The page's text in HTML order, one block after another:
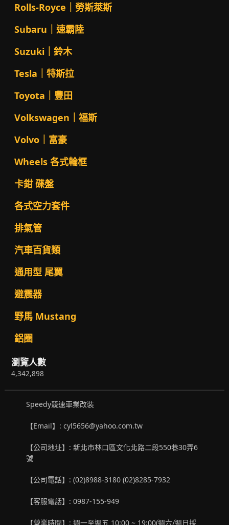
Rolls-Royce｜勞斯萊斯
Subaru｜速霸陸
Suzuki｜鈴木
Tesla｜特斯拉
Toyota｜豐田
Volkswagen｜福斯
Volvo｜富豪
Wheels 各式輪框
卡鉗 碟盤
各式空力套件
排氣管
汽車百貨類
通用型 尾翼
避震器
野馬 Mustang
鋁圈
瀏覽人數
4,342,898
Speedy競速車業改裝
【Email】: cyl5656@yahoo.com.tw
【公司地址】: 新北市林口區文化北路二段550巷30弄6
號
【公司電話】: (02)8988-3180 (02)8285-7932
【客服電話】: 0987-155-949
【營業時間】: 週一至週五 10:00 ~ 19:00(週六/週日採